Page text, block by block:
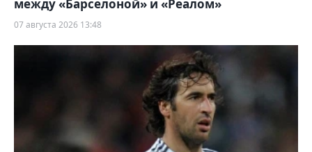
между «Барселоной» и «Реалом»
07 августа 2026 13:48